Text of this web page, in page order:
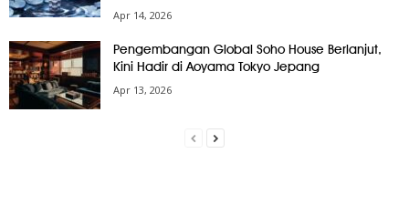
Apr 14, 2026
Pengembangan Global Soho House Berlanjut,
Kini Hadir di Aoyama Tokyo Jepang
Apr 13, 2026